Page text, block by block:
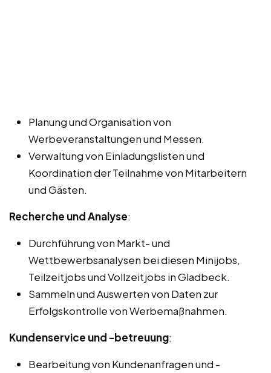
Planung und Organisation von
Werbeveranstaltungen und Messen.
Verwaltung von Einladungslisten und
Koordination der Teilnahme von Mitarbeitern
und Gästen.
Recherche und Analyse:
Durchführung von Markt- und
Wettbewerbsanalysen bei diesen Minijobs,
Teilzeitjobs und Vollzeitjobs in Gladbeck.
Sammeln und Auswerten von Daten zur
Erfolgskontrolle von Werbemaßnahmen.
Kundenservice und -betreuung:
Bearbeitung von Kundenanfragen und -